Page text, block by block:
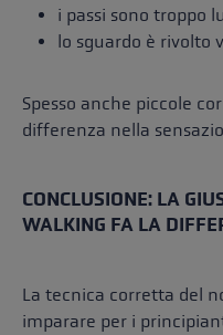
i passi sono troppo
lo sguardo è rivolto
Spesso anche piccole
differenza nella
CONCLUSIONE: LA
WALKING FA LA
La tecnica corretta del
imparare per i